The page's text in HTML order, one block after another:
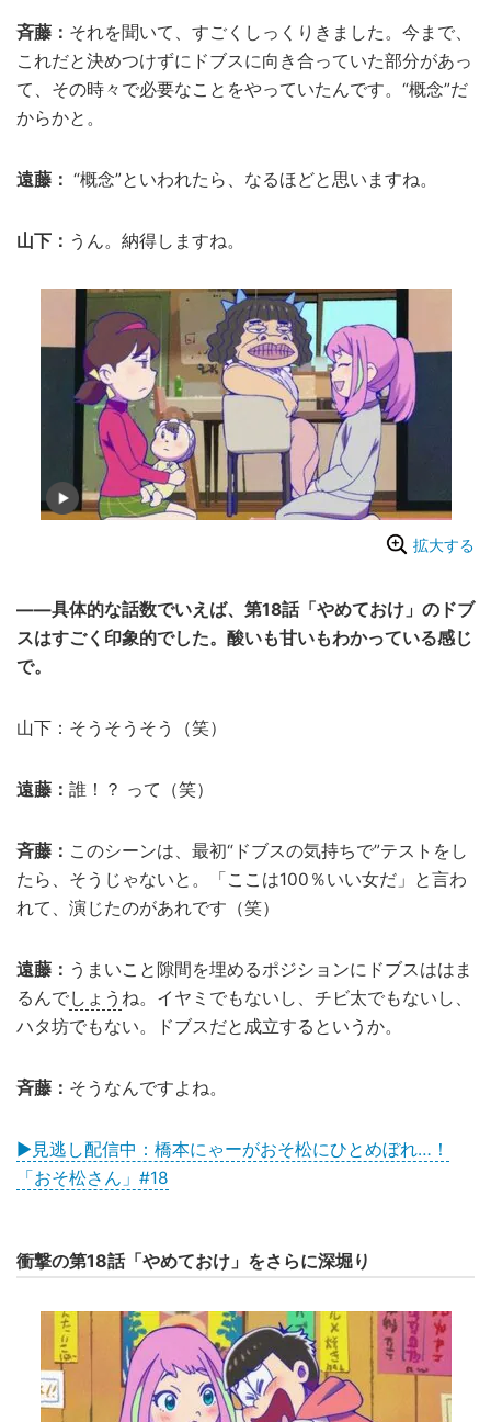
斉藤： それを聞いて、すごくしっくりきました。今まで、
これだと決めつけずにドブスに向き合っていた部分があっ
て、その時々で必要なことをやっていたんです。“概念”だ
からかと。
遠藤： “概念”といわれたら、なるほどと思いますね。
山下： うん。納得しますね。
拡大する
――具体的な話数でいえば、第18話「やめておけ」のドブ
スはすごく印象的でした。酸いも甘いもわかっている感じ
で。
山下：そうそうそう（笑）
遠藤： 誰！？ って（笑）
斉藤： このシーンは、最初“ドブスの気持ちで”テストをし
たら、そうじゃないと。「ここは100％いい女だ」と言わ
れて、演じたのがあれです（笑）
遠藤： うまいこと隙間を埋めるポジションにドブスははま
るんでしょう ね。イヤミでもないし、チビ太でもないし、
ハタ坊でもない。ドブスだと成立するというか。
斉藤： そうなんですよね。
▶見逃し配信中：橋本にゃーがおそ松にひとめぼれ…！
「おそ松さん」#18
衝撃の第18話「やめておけ」をさらに深堀り